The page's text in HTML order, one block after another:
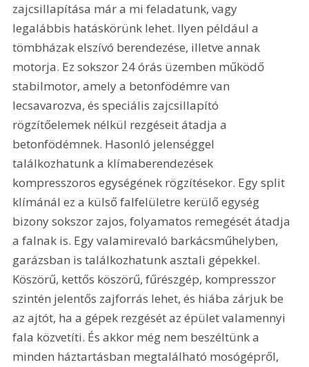
zajcsillapítása már a mi feladatunk, vagy
legalábbis hatáskörünk lehet. Ilyen például a
tömbházak elszívó berendezése, illetve annak
motorja. Ez sokszor 24 órás üzemben működő
stabilmotor, amely a betonfödémre van
lecsavarozva, és speciális zajcsillapító
rögzítőelemek nélkül rezgéseit átadja a
betonfödémnek. Hasonló jelenséggel
találkozhatunk a klímaberendezések
kompresszoros egységének rögzítésekor. Egy split
klímánál ez a külső falfelületre kerülő egység
bizony sokszor zajos, folyamatos remegését átadja
a falnak is. Egy valamirevaló barkácsműhelyben,
garázsban is találkozhatunk asztali gépekkel.
Köszörű, kettős köszörű, fűrészgép, kompresszor
szintén jelentős zajforrás lehet, és hiába zárjuk be
az ajtót, ha a gépek rezgését az épület valamennyi
fala közvetíti. És akkor még nem beszéltünk a
minden háztartásban megtalálható mosógépről,